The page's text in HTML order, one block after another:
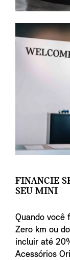
FINANCIE
SEU MINI
Quando você
Zero km ou
incluir até
Acessórios